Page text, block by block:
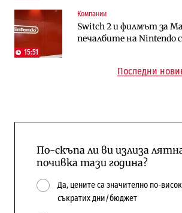
15:51
Компании
Switch 2 и филмът за
печалбите на Nintendo
Публични финанси
Общините вече
централната власт за
Отрасли
Жилищата в България
намаляващо население и
Последни
По-скъпа ли ви излиза
почивка тази година?
Да, цените са значително по-
съкратих дни/бюджет